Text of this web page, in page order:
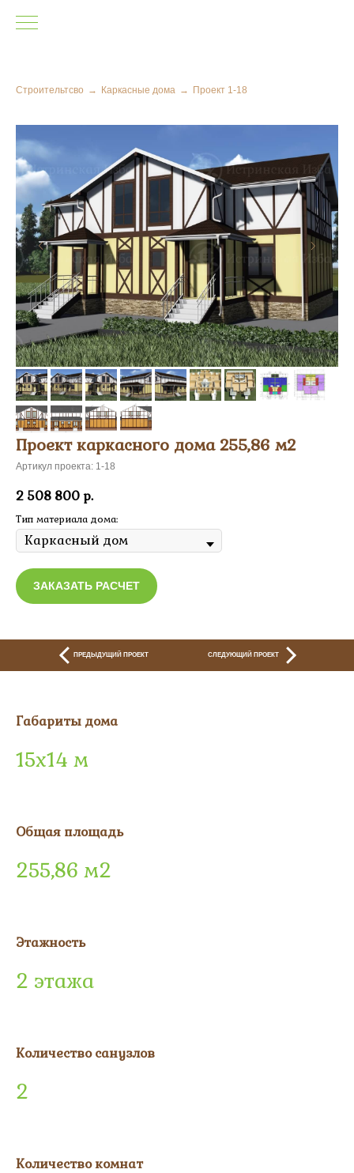
Строительтсво → Каркасные дома → Проект 1-18
Проект каркасного дома 255,86 м2
Артикул проекта: 1-18
2 508 800р.
Тип материала дома:
ЗАКАЗАТЬ РАСЧЕТ
ПРЕДЫДУЩИЙ ПРОЕКТ СЛЕДУЮЩИЙ ПРОЕКТ
Габариты дома
15х14 м
Общая площадь
255,86 м2
Этажность
2 этажа
Количество санузлов
2
Количество комнат